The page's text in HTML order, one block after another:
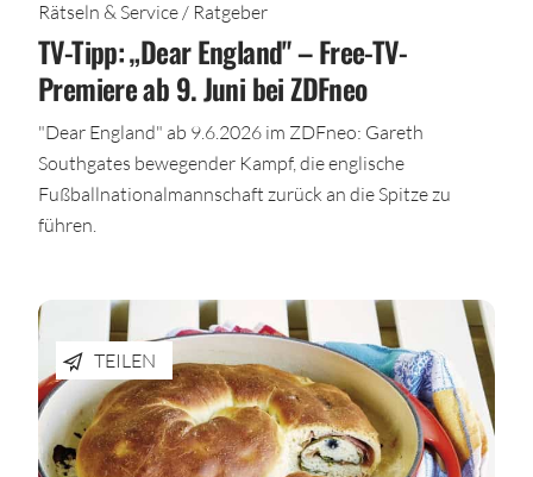
Rätseln & Service / Ratgeber
TV-Tipp: „Dear England" – Free-TV-
Premiere ab 9. Juni bei ZDFneo
"Dear England" ab 9.6.2026 im ZDFneo: Gareth
Southgates bewegender Kampf, die englische
Fußballnationalmannschaft zurück an die Spitze zu
führen.
TEILEN